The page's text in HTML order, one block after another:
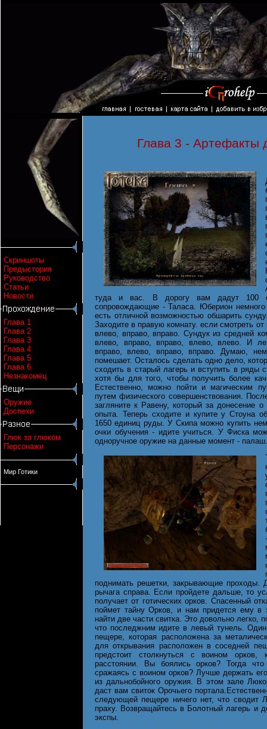
Скриншоты
Предыстория
Руководство
Статьи
Новости
Глава 1
Глава 2
Глава 3
Глава 4
Глава 5
Глава 6
Незнакомец
Оружие
Доспехи
Глюк за глюком
Персонажи
Мир Готики
Глава 3 - Артефакты
туда и вас. В дорогу вам дадут 100
сопровождающие - Таласа. Юберион немного
есть отличной возможностью обшарить
Заходите в правую комнату. если смотреть
влево, вправо, вправо. Сундук из средней
влево, вправо, вправо, влево, влево. И
вправо, влево, вправо, вправо. Думаю,
помешает. Осталось сделать одно дело,
сходить в старый лагерь и вступить в ряды
хотя бы для того, чтобы получить более
Естественно, можно пойти и магическим
путем физического совершенствования.
загляните к Равену, который за донесение
опыта. Теперь сходите и купите у Стоуна
1650 единиц руды. У Скипа можно купить
очки обучения - идите учиться. У Фиска
одноручное оружие на данные момент - палаш.
поднимать решетки, закрывающие проходы.
рычага справа. Если пройдете дальше, то
получает от готических орков. Спасенный
поймет тайну Орков, и нам придется ему в
найти две части свитка. Это довольно легко,
что последжним идите в левый тунель.
пещере, которая расположена за
для открывания расположен в соседней
предстоит столкнуться с воином орков,
расстоянии. Вы боялись орков? Тогда
сражаясь с воином орков? Лучше держать
из дальнобойного оружия. В этом зале
даст вам свиток Орочьего
следующей пещере ничего нет, что
праху. Возвращайтесь в Болотный лагерь и
экспы.